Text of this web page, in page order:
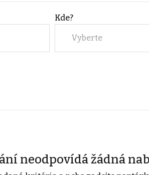
Kde?
Vyberte
neodpovídá žádná